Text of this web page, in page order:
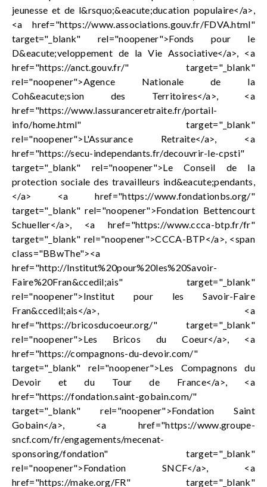
jeunesse et de l&rsquo;&eacute;ducation populaire</a>,
<a href="https://www.associations.gouv.fr/FDVA.html"
target="_blank" rel="noopener">Fonds pour le
D&eacute;veloppement de la Vie Associative</a>, <a
href="https://anct.gouv.fr/" target="_blank"
rel="noopener">Agence Nationale de la
Coh&eacute;sion des Territoires</a>, <a
href="https://www.lassuranceretraite.fr/portail-
info/home.html" target="_blank"
rel="noopener">L'Assurance Retraite</a>, <a
href="https://secu-independants.fr/decouvrir-le-cpsti"
target="_blank" rel="noopener">Le Conseil de la
protection sociale des travailleurs ind&eacute;pendants,
</a> <a href="https://www.fondationbs.org/"
target="_blank" rel="noopener">Fondation Bettencourt
Schueller</a>, <a href="https://www.ccca-btp.fr/fr"
target="_blank" rel="noopener">CCCA-BTP</a>, <span
class="BBwThe"><a
href="http://Institut%20pour%20les%20Savoir-
Faire%20Fran&ccedil;ais" target="_blank"
rel="noopener">Institut pour les Savoir-Faire
Fran&ccedil;ais</a>, <a
href="https://bricosducoeur.org/" target="_blank"
rel="noopener">Les Bricos du Coeur</a>, <a
href="https://compagnons-du-devoir.com/"
target="_blank" rel="noopener">Les Compagnons du
Devoir et du Tour de France</a>, <a
href="https://fondation.saint-gobain.com/"
target="_blank" rel="noopener">Fondation Saint
Gobain</a>, <a href="https://www.groupe-
sncf.com/fr/engagements/mecenat-
sponsoring/fondation" target="_blank"
rel="noopener">Fondation SNCF</a>, <a
href="https://make.org/FR" target="_blank"